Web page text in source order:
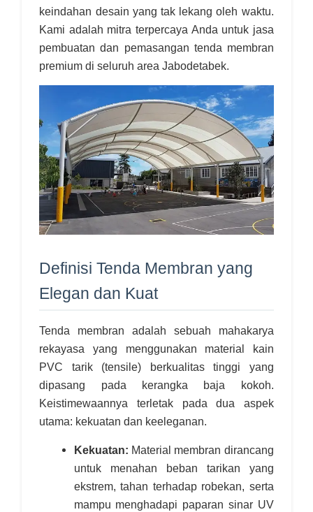
keindahan desain yang tak lekang oleh waktu.
Kami adalah mitra terpercaya Anda untuk jasa
pembuatan dan pemasangan tenda membran
premium di seluruh area Jabodetabek.
Definisi Tenda Membran yang
Elegan dan Kuat
Tenda membran adalah sebuah mahakarya
rekayasa yang menggunakan material kain
PVC tarik (tensile) berkualitas tinggi yang
dipasang pada kerangka baja kokoh.
Keistimewaannya terletak pada dua aspek
utama: kekuatan dan keeleganan.
Kekuatan: Material membran dirancang
untuk menahan beban tarikan yang
ekstrem, tahan terhadap robekan, serta
mampu menghadapi paparan sinar UV